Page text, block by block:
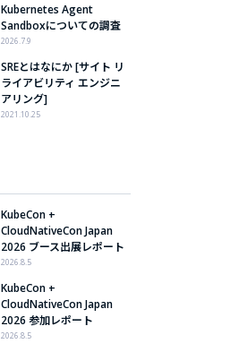
Kubernetes Agent
Sandboxについての調査
2026.7.9
SREとはなにか [サイト リ
ライアビリティ エンジニ
アリング]
2021.10.25
KubeCon +
CloudNativeCon Japan
2026 ブース出展レポート
2026.8.5
KubeCon +
CloudNativeCon Japan
2026 参加レポート
2026.8.5